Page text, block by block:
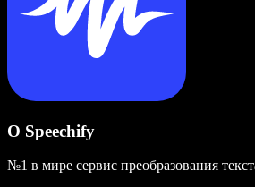
О Speechify
№1 в мире сервис преобразования